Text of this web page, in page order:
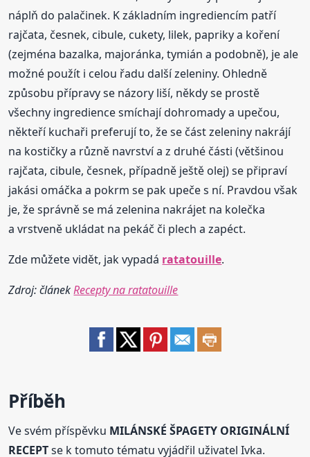
náplň do palačinek. K základním ingrediencím patří
rajčata, česnek, cibule, cukety, lilek, papriky a koření
(zejména bazalka, majoránka, tymián a podobně), je ale
možné použít i celou řadu další zeleniny. Ohledně
způsobu přípravy se názory liší, někdy se prostě
všechny ingredience smíchají dohromady a upečou,
někteří kuchaři preferují to, že se část zeleniny nakrájí
na kostičky a různě navrství a z druhé části (většinou
rajčata, cibule, česnek, případně ještě olej) se připraví
jakási omáčka a pokrm se pak upeče s ní. Pravdou však
je, že správně se má zelenina nakrájet na kolečka
a vrstveně ukládat na pekáč či plech a zapéct.
Zde můžete vidět, jak vypadá ratatouille.
Zdroj: článekRecepty na ratatouille
Příběh
Ve svém příspěvku MILÁNSKÉ ŠPAGETY ORIGINÁLNÍ
RECEPTse k tomuto tématu vyjádřil uživatel Ivka.